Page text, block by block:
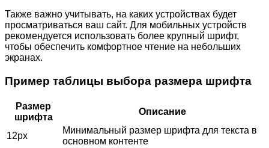
Также важно учитывать, на каких устройствах будет
просматриваться ваш сайт. Для мобильных устройств
рекомендуется использовать более крупный шрифт,
чтобы обеспечить комфортное чтение на небольших
экранах.
Пример таблицы выбора размера шрифта
Размер
шрифта
Описание
12px
Минимальный размер шрифта для текста в
основном контенте